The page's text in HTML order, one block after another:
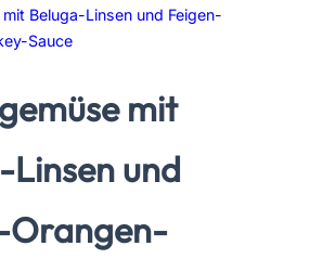
Beluga-Linsen und Feigen-
Sauce
mit
Linsen und
Orangen-